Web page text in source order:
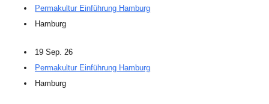
Permakultur Einführung Hamburg
Hamburg
19 Sep. 26
Permakultur Einführung Hamburg
Hamburg